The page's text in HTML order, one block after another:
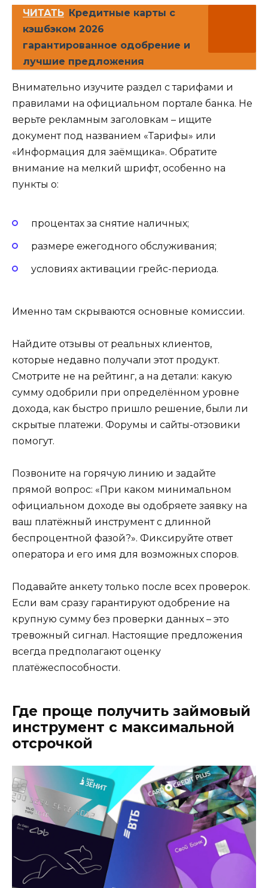
ЧИТАТЬ Кредитные карты с
кэшбэком 2026
гарантированное одобрение и
лучшие предложения
Внимательно изучите раздел с тарифами и
правилами на официальном портале банка. Не
верьте рекламным заголовкам – ищите
документ под названием «Тарифы» или
«Информация для заёмщика». Обратите
внимание на мелкий шрифт, особенно на
пункты о:
процентах за снятие наличных;
размере ежегодного обслуживания;
условиях активации грейс-периода.
Именно там скрываются основные комиссии.
Найдите отзывы от реальных клиентов,
которые недавно получали этот продукт.
Смотрите не на рейтинг, а на детали: какую
сумму одобрили при определённом уровне
дохода, как быстро пришло решение, были ли
скрытые платежи. Форумы и сайты-отзовики
помогут.
Позвоните на горячую линию и задайте
прямой вопрос: «При каком минимальном
официальном доходе вы одобряете заявку на
ваш платёжный инструмент с длинной
беспроцентной фазой?». Фиксируйте ответ
оператора и его имя для возможных споров.
Подавайте анкету только после всех проверок.
Если вам сразу гарантируют одобрение на
крупную сумму без проверки данных – это
тревожный сигнал. Настоящие предложения
всегда предполагают оценку
платёжеспособности.
Где проще получить займовый
инструмент с максимальной
отсрочкой